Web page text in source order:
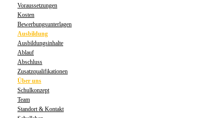
Voraussetzungen
Kosten
Bewerbungsunterlagen
Ausbildung
Ausbildungsinhalte
Ablauf
Abschluss
Zusatzqualifikationen
Über uns
Schulkonzept
Team
Standort & Kontakt